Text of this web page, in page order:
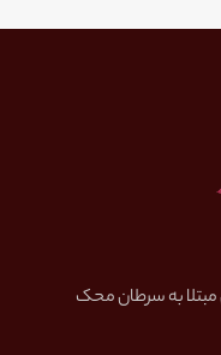
به سرطان محک